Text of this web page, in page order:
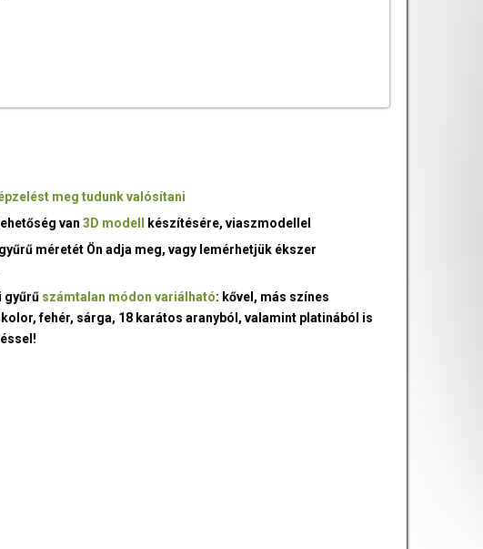
meg tudunk valósítani
van3D modell
készítésére, viaszmodellel
méretét Ön adja meg, vagy lemérhetjük ékszer
gyűrű számtalan módon variálható: kővel, más színes
fehér, sárga, 18 karátos aranyból, valamint platinából is